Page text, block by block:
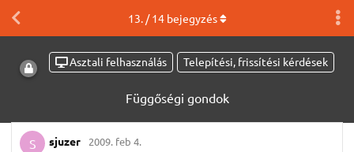
Asztali felhasználás Telepítési, frissítési kérdések
Függőségi gondok
13. /14bejegyzés
S sjuzer 2009. feb 4.